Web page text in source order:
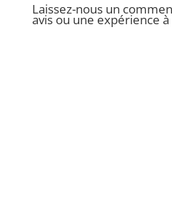
Laissez-nous un
avis ou une expérience